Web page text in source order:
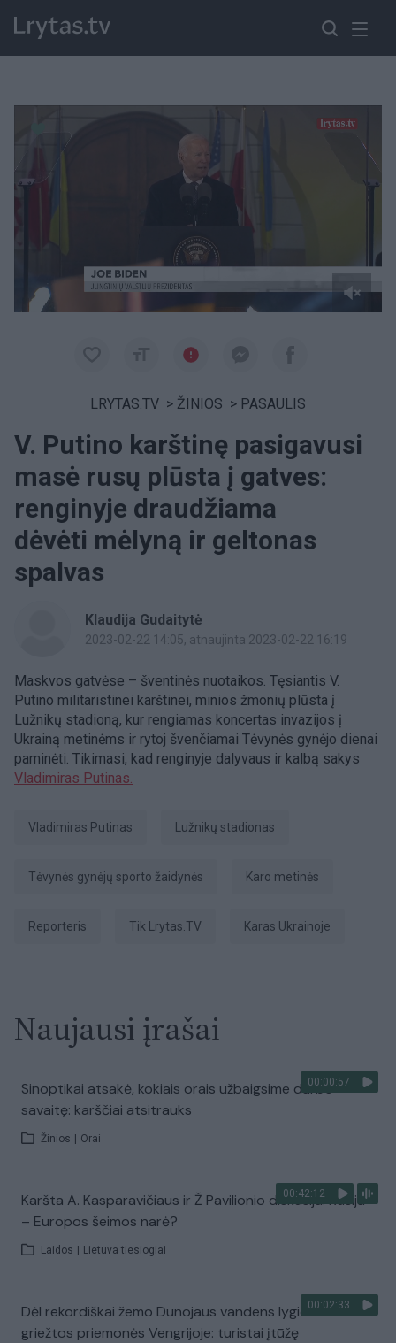
LRYTAS.TV > ŽINIOS > PASAULIS
V. Putino karštinę pasigavusi
masė rusų plūsta į gatves:
renginyje draudžiama
dėvėti mėlyną ir geltonas
spalvas
Klaudija Gudaitytė
2023-02-22 14:05, atnaujinta 2023-02-22 16:19
Maskvos gatvėse – šventinės nuotaikos. Tęsiantis V.
Putino militaristinei karštinei, minios žmonių plūsta į
Lužnikų stadioną, kur rengiamas koncertas invazijos į
Ukrainą metinėms ir rytoj švenčiamai Tėvynės gynėjo dienai
paminėti. Tikimasi, kad renginyje dalyvaus ir kalbą sakys
Vladimiras Putinas.
Vladimiras Putinas Lužnikų stadionas
Tėvynės gynėjų sporto žaidynės karo metinės
Reporteris tik Lrytas.TV karas Ukrainoje
Naujausi įrašai
00:00:57
Sinoptikai atsakė, kokiais orais užbaigsime darbo
savaitę: karščiai atsitrauks
Žinios Orai
00:42:12
Karšta A. Kasparavičiaus ir Ž Pavilionio diskusija: Rusija
– Europos šeimos narė?
Laidos Lietuva tiesiogiai
00:02:33
Dėl rekordiškai žemo Dunojaus vandens lygio –
griežtos priemonės Vengrijoje: turistai įtūžę